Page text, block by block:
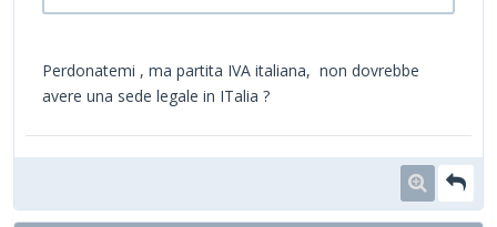
Perdonatemi , ma partita IVA italiana, non dovrebbe
avere una sede legale in ITalia ?